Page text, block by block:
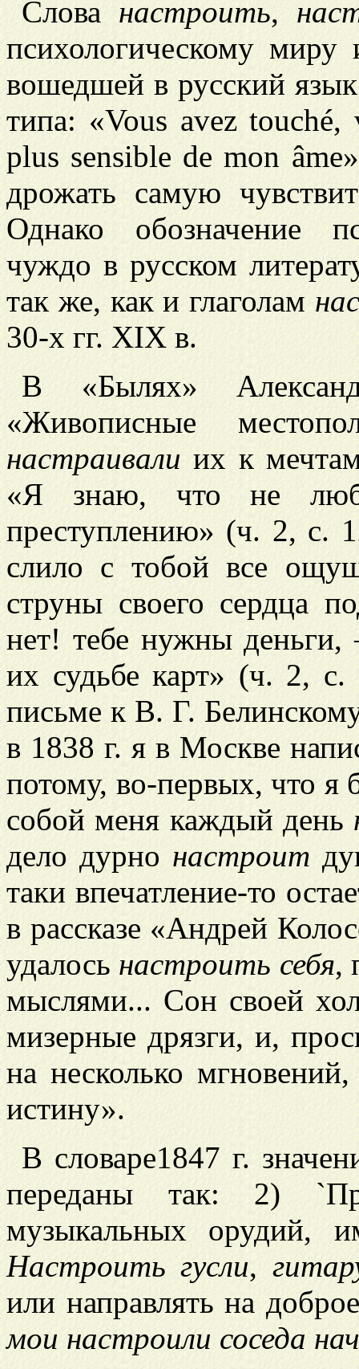
Слова настроить,
психологическому
вошедшей в русский
типа: «Vous avez
plus sensible de mon
дрожать самую
Однако обозначение
чуждо в русском
так же, как и глаголам
30-х гг. XIX в.
В «Былях»
«Живописные
настраивали их к
«Я знаю, что не
преступлению» (ч. 2, с.
слило с тобой все
струны своего сердца
нет! тебе нужны
их судьбе карт» (ч. 2,
письме к В. Г.
в 1838 г. я в Москве
потому, во-первых, что
собой меня каждый день
дело дурно настроит
таки впечатление-то
в рассказе «Андрей
удалось настроить себя,
мыслями... Сон своей
мизерные дрязги, и,
на несколько
истину».
В словаре1847 г.
переданы так: 2)
музыкальных орудий,
Настроить гусли,
или направлять на
мои настроили соседа